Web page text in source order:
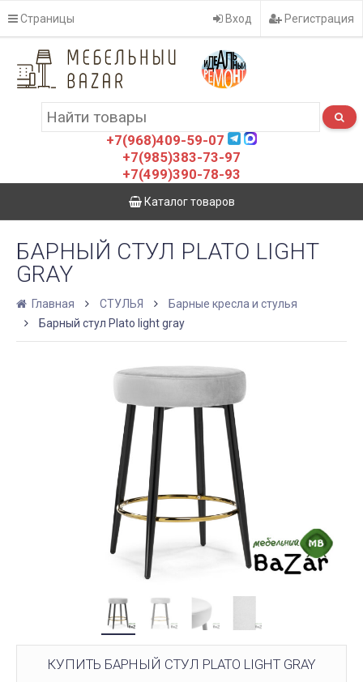
Страницы Вход Регистрация
+7(968)409-59-07
+7(985)383-73-97
+7(499)390-78-93
Каталог товаров
БАРНЫЙ СТУЛ PLATO LIGHT
GRAY
Главная СТУЛЬЯ
Барные кресла и стулья
Барный стул Plato light gray
КУПИТЬ БАРНЫЙ СТУЛ PLATO LIGHT GRAY